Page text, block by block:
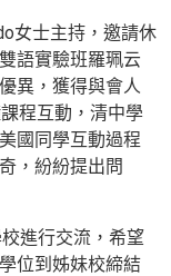
女士主持，邀請休
語實驗班羅珮云
異，獲得與會人
程互動，清中學
國同學互動過程
，紛紛提出問
進行交流，希望
位到姊妹校締結